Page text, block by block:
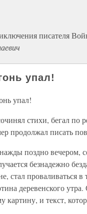
писателя
упал!
упал!
стихи, бегал по
продолжал писать
поздно вечером,
безнадежно
стал проваливаться
деревенского
картину, и текст,